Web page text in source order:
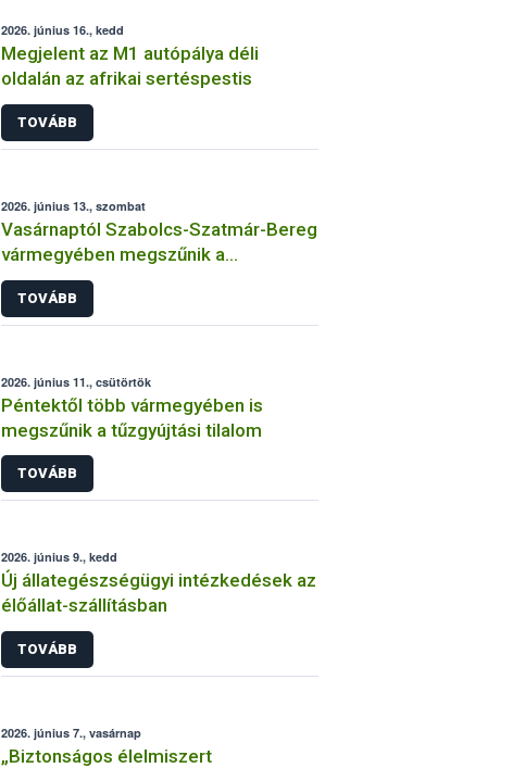
2026. június 16., kedd
Megjelent az M1 autópálya déli
oldalán az afrikai sertéspestis
TOVÁBB
2026. június 13., szombat
Vasárnaptól Szabolcs-Szatmár-Bereg
vármegyében megszűnik a
tűzgyújtási tilalom
TOVÁBB
2026. június 11., csütörtök
Péntektől több vármegyében is
megszűnik a tűzgyújtási tilalom
TOVÁBB
2026. június 9., kedd
Új állategészségügyi intézkedések az
élőállat-szállításban
TOVÁBB
2026. június 7., vasárnap
„Biztonságos élelmiszert